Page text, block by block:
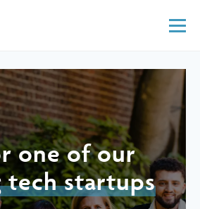
one of our
tech startups